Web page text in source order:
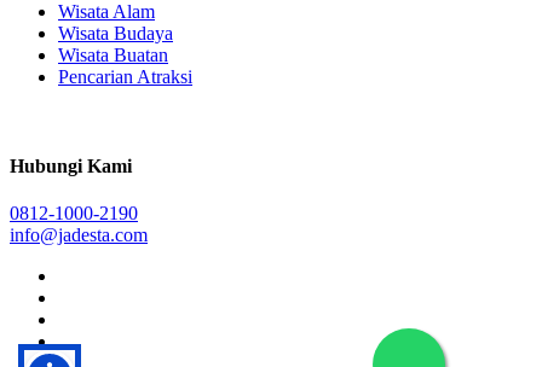
Wisata Alam
Wisata Budaya
Wisata Buatan
Pencarian Atraksi
Hubungi Kami
0812-1000-2190
info@jadesta.com